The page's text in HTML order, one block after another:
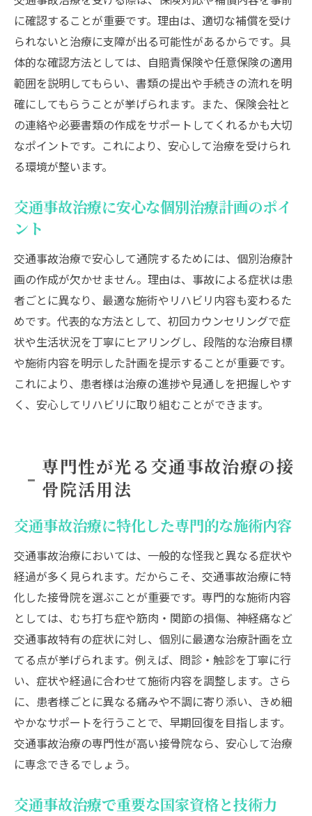
交通事故治療の基礎知識と信頼できる選択
基準
交通事故後の痛み改善に接骨院は有効か
交通事故治療で接骨院が選ばれる理由を検
証
交通事故治療で痛みを改善する接骨院の施
交通事故治療での後遺症予防とリハビリの
交通事故治療と接骨院のサポート体制につ
交通事故治療の症状別アプローチと役立つ
知識
に確認することが重要です。理由は、適切な補償を受け
られないと治療に支障が出る可能性があるからです。具
体的な確認方法としては、自賠責保険や任意保険の適用
範囲を説明してもらい、書類の提出や手続きの流れを明
確にしてもらうことが挙げられます。また、保険会社と
の連絡や必要書類の作成をサポートしてくれるかも大切
なポイントです。これにより、安心して治療を受けられ
る環境が整います。
交通事故治療に安心な個別治療計画のポイ
ント
交通事故治療で安心して通院するためには、個別治療計
画の作成が欠かせません。理由は、事故による症状は患
者ごとに異なり、最適な施術やリハビリ内容も変わるた
めです。代表的な方法として、初回カウンセリングで症
状や生活状況を丁寧にヒアリングし、段階的な治療目標
や施術内容を明示した計画を提示することが重要です。
これにより、患者様は治療の進捗や見通しを把握しやす
く、安心してリハビリに取り組むことができます。
専門性が光る交通事故治療の接
骨院活用法
交通事故治療に特化した専門的な施術内容
交通事故治療においては、一般的な怪我と異なる症状や
経過が多く見られます。だからこそ、交通事故治療に特
化した接骨院を選ぶことが重要です。専門的な施術内容
としては、むち打ち症や筋肉・関節の損傷、神経痛など
交通事故特有の症状に対し、個別に最適な治療計画を立
てる点が挙げられます。例えば、問診・触診を丁寧に行
い、症状や経過に合わせて施術内容を調整します。さら
に、患者様ごとに異なる痛みや不調に寄り添い、きめ細
やかなサポートを行うことで、早期回復を目指します。
交通事故治療の専門性が高い接骨院なら、安心して治療
に専念できるでしょう。
交通事故治療で重要な国家資格と技術力